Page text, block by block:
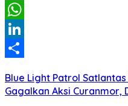
Email
WhatsApp
LinkedIn
Blue Light Patrol
Gagalkan Aksi Curanmor,